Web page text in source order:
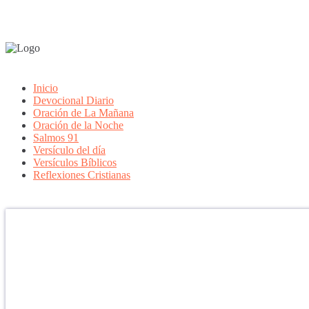
Inicio
Devocional Diario
Oración de La Mañana
Oración de la Noche
Salmos 91
Versículo del día
Versículos Bíblicos
Reflexiones Cristianas